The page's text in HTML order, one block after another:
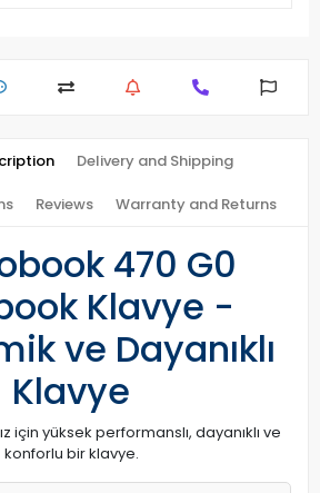
Delivery and Shipping
Reviews Warranty and Returns
470 G0
Klavye -
ve Dayanıklı
Klavye
için yüksek performanslı, dayanıklı ve
konforlu bir klavye.